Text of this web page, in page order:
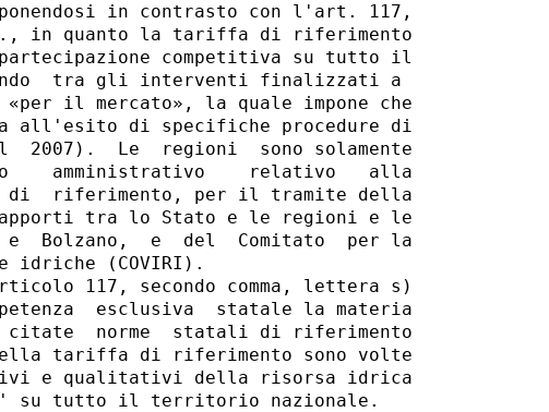
in contrasto con l'art. 117,
in quanto la tariffa di riferimento
competitiva su tutto il
tra gli interventi finalizzati a
il mercato», la quale impone che
all'esito di specifiche procedure di
2007).  Le  regioni  sono solamente
amministrativo    relativo   alla
di  riferimento, per il tramite della
rapporti tra lo Stato e le regioni e le
e  Bolzano,  e  del  Comitato  per la
(COVIRI).
117, secondo comma, lettera s)
esclusiva  statale la materia
norme  statali di riferimento
tariffa di riferimento sono volte
e qualitativi della risorsa idrica
su tutto il territorio nazionale.